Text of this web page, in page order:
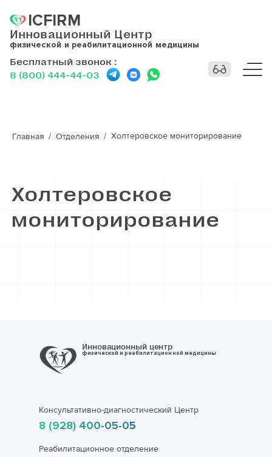
ICFIRM
Инновационный Центр
физической и реабилитационной медицины
Бесплатный звонок :
8 (800) 444-44-03
Главная Отделения Холтеровское мониторирование
Холтеровское
мониторирование
Инновационный центр
физической и реабилитационной медицины
Консультативно-диагностический Центр
8 (928) 400-05-05
Реабилитационное отделение